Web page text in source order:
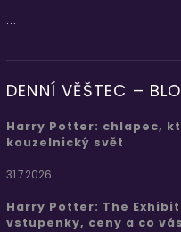
...
DENNÍ VĚŠTEC –
Harry Potter: chlapec,
kouzelnický svět
31.7.2026
Harry Potter: The
vstupenky, ceny a co